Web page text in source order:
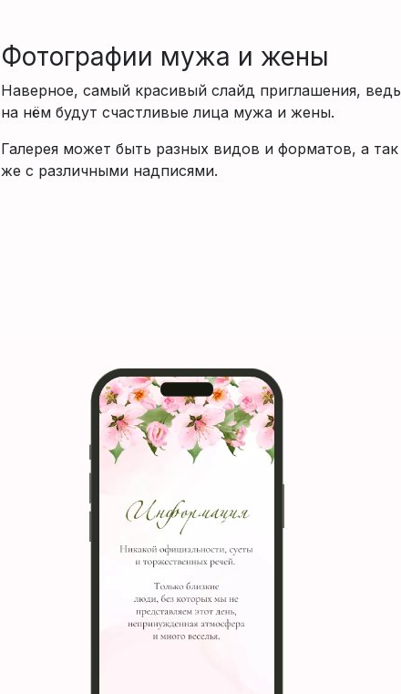
Фотографии мужа и жены
Наверное, самый красивый слайд приглашения, ведь
на нём будут счастливые лица мужа и жены.
Галерея может быть разных видов и форматов, а так
же с различными надписями.